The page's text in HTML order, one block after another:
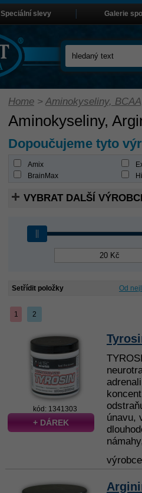
Home >Aminokyseliny,
Aminokyseliny,
Dopoučujeme tyto
Amix
BrainMax
VYBRAT DALŠÍ
Setřídit položky Od
1 2
kód: 1341303
+ DÁREK
únavu,
Speciální slevy Galerie